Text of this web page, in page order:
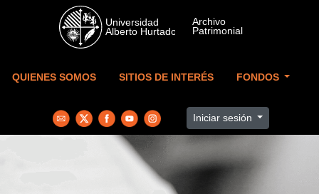
Skip to main content
QUIENES SOMOS SITIOS DE INTERÉS FONDOS
Iniciar sesión